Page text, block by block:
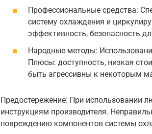
Профессиональные средства:
систему охлаждения и
эффективность, безопасность
Народные методы:
Плюсы: доступность, низкая
быть агрессивны к некоторым
Предостережение: При использовании
инструкциям производителя.
повреждению компонентов системы